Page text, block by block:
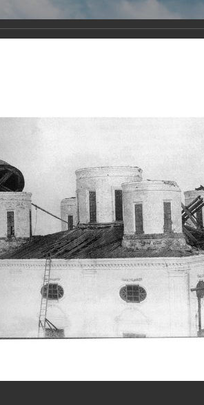
Наследники
Главная Галерея Храмы-мученики
Свято-
Свято-Троицкий собор Архангельска